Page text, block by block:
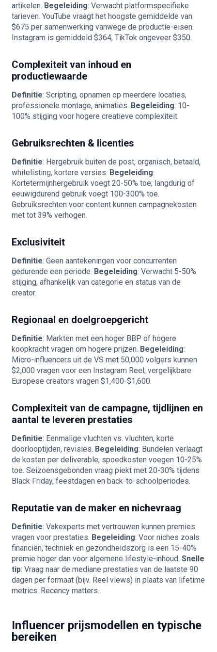
artikelen. Begeleiding: Verwacht platformspecifieke
tarieven. YouTube vraagt het hoogste gemiddelde van
$675 per samenwerking vanwege de productie-eisen.
Instagram is gemiddeld $364, TikTok ongeveer $350.
Complexiteit van inhoud en
productiewaarde
Definitie: Scripting, opnamen op meerdere locaties,
professionele montage, animaties. Begeleiding: 10-
100% stijging voor hogere creatieve complexiteit.
Gebruiksrechten & licenties
Definitie: Hergebruik buiten de post, organisch, betaald,
whitelisting, kortere versies. Begeleiding:
Kortetermijnhergebruik voegt 20-50% toe; langdurig of
eeuwigdurend gebruik voegt 100-300% toe.
Gebruiksrechten voor content kunnen campagnekosten
met tot 39% verhogen.
Exclusiviteit
Definitie: Geen aantekeningen voor concurrenten
gedurende een periode. Begeleiding: Verwacht 5-50%
stijging, afhankelijk van categorie en status van de
creator.
Regionaal en doelgroepgericht
Definitie: Markten met een hoger BBP of hogere
koopkracht vragen om hogere prijzen. Begeleiding:
Micro-influencers uit de VS met 50,000 volgers kunnen
$2,000 vragen voor een Instagram Reel; vergelijkbare
Europese creators vragen $1,400-$1,600.
Complexiteit van de campagne, tijdlijnen en
aantal te leveren prestaties
Definitie: Eenmalige vluchten vs. vluchten, korte
doorlooptijden, revisies. Begeleiding: Bundelen verlaagt
de kosten per deliverable; spoedkosten voegen 10-25%
toe. Seizoensgebonden vraag piekt met 20-30% tijdens
Black Friday, feestdagen en back-to-schoolperiodes.
Reputatie van de maker en nichevraag
Definitie: Vakexperts met vertrouwen kunnen premies
vragen voor prestaties. Begeleiding: Voor niches zoals
financiën, techniek en gezondheidszorg is een 15-40%
premie hoger dan voor algemene lifestyle-inhoud. Snelle
tip: Vraag naar de mediane prestaties van de laatste 90
dagen per formaat (bijv. Reel views) in plaats van lifetime
metrics. Recency matters.
Influencer prijsmodellen en typische
bereiken